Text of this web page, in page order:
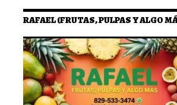
RAFAEL (FRUTAS, PULPAS Y ALGO